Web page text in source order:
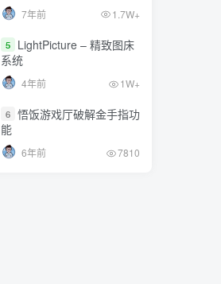
7年前 1.7W+
5
LightPicture – 精致图床
系统
4年前 1W+
6 悟饭游戏厅破解金手指功
能
6年前 7810